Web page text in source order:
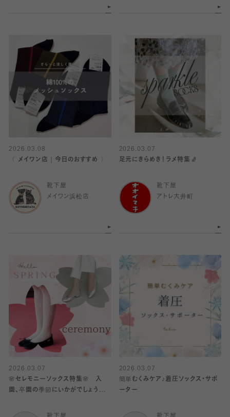
2026.03.08
〈 メイワン店｜今日のおすすめ 〉
靴下屋
メイワン浜松店
2026.03.07
足元にきらめき！ラメ特集🧦
靴下屋
アトレ大井町
2026.03.07
🌸セレモニーソックス特集🌸 入
園、卒園の季節にいかがでしょうか
2026.03.07
簡単むくみケア♪着圧ソックス・サポ
ーター